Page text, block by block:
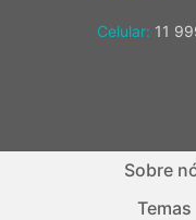
Celular: 11
Sobre
Temas